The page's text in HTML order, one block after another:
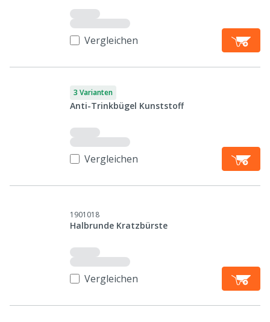
Vergleichen
3 Varianten
Anti-Trinkbügel Kunststoff
Vergleichen
1901018
Halbrunde Kratzbürste
Vergleichen